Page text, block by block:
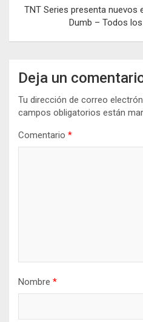
TNT Series presenta nuevos
Dumb – Todos
Deja un
Tu dirección de correo
campos obligatorios están
Comentario *
Nombre *